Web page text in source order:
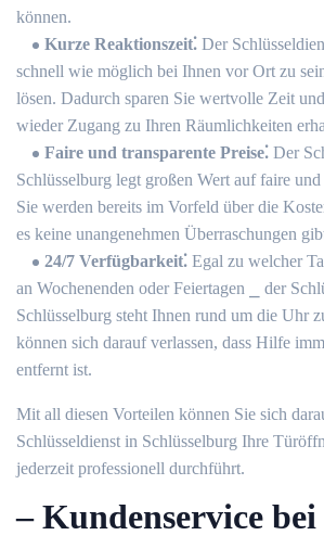
können.
Kurze Reaktionszeit⁚ Der
schnell wie möglich bei Ihnen vor Ort zu
lösen.​ Dadurch sparen Sie wertvolle Zeit
wieder Zugang zu Ihren Räumlichkeiten
Faire und transparente Preise⁚ Der
Schlüsselburg legt großen Wert auf faire und
Sie werden bereits im Vorfeld über die
es keine unangenehmen Überraschungen
24/7 Verfügbarkeit⁚ Egal zu welcher
an Wochenenden oder Feiertagen ⎯ der
Schlüsselburg steht Ihnen rund um die Uhr
können sich darauf verlassen, dass Hilfe
entfernt ist.​
Mit all diesen Vorteilen können Sie sich
Schlüsseldienst in Schlüsselburg Ihre
jederzeit professionell durchführt.​
– Kundenservice